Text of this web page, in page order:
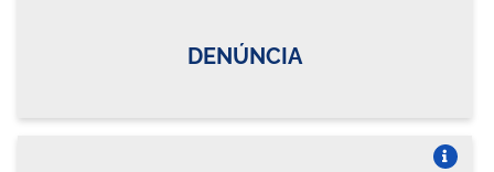
DENÚNCIA